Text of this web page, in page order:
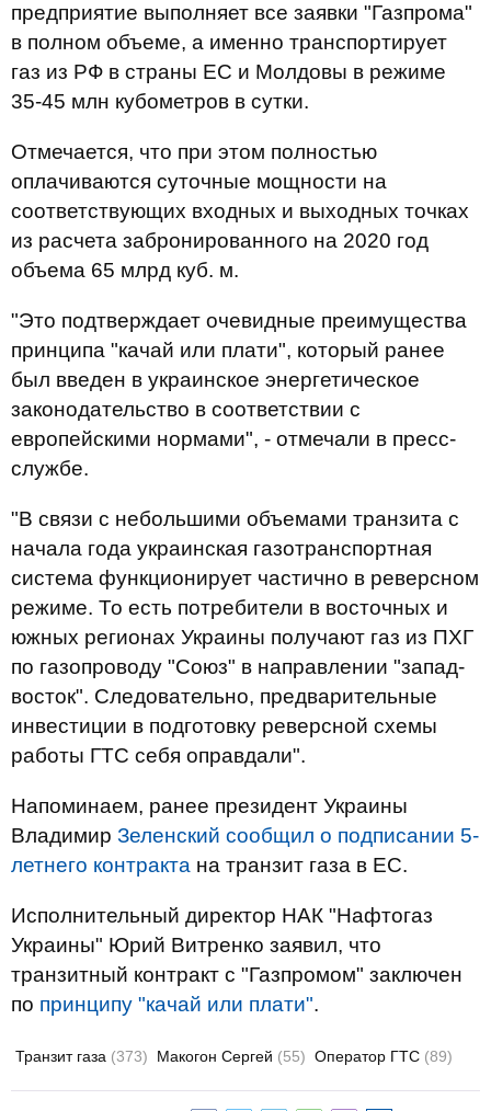
предприятие выполняет все заявки "Газпрома"
в полном объеме, а именно транспортирует
газ из РФ в страны ЕС и Молдовы в режиме
35-45 млн кубометров в сутки.
Отмечается, что при этом полностью
оплачиваются суточные мощности на
соответствующих входных и выходных точках
из расчета забронированного на 2020 год
объема 65 млрд куб. м.
"Это подтверждает очевидные преимущества
принципа "качай или плати", который ранее
был введен в украинское энергетическое
законодательство в соответствии с
европейскими нормами", - отмечали в пресс-
службе.
"В связи с небольшими объемами транзита с
начала года украинская газотранспортная
система функционирует частично в реверсном
режиме. То есть потребители в восточных и
южных регионах Украины получают газ из ПХГ
по газопроводу "Союз" в направлении "запад-
восток". Следовательно, предварительные
инвестиции в подготовку реверсной схемы
работы ГТС себя оправдали".
Напоминаем, ранее президент Украины
Владимир Зеленский сообщил о подписании 5-
летнего контракта на транзит газа в ЕС.
Исполнительный директор НАК "Нафтогаз
Украины" Юрий Витренко заявил, что
транзитный контракт с "Газпромом" заключен
по принципу "качай или плати".
Транзит газа (373) Макогон Сергей (55) Оператор ГТС (89)